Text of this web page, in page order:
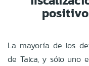
La mayoría de los
de Talca, y sólo uno